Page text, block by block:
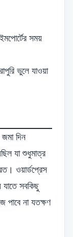
সময়
ভুলে যাওয়া
দিন
যা শুধুমাত্র
ওয়ার্ডপ্রেস
যাতে সবকিছু
না যতক্ষণ